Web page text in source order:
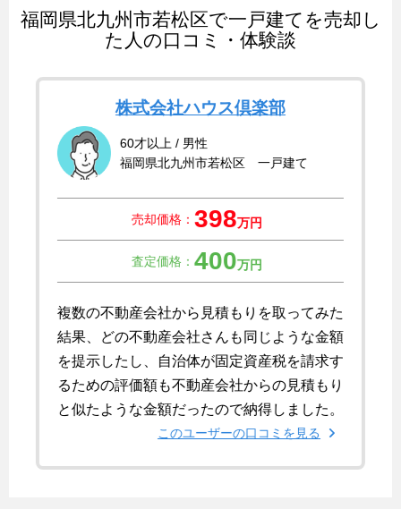
福岡県北九州市若松区で一戸建てを売却し
た人の口コミ・体験談
株式会社ハウス倶楽部
60才以上 / 男性
福岡県北九州市若松区 一戸建て
売却価格： 398万円
査定価格： 400万円
複数の不動産会社から見積もりを取ってみた
結果、どの不動産会社さんも同じような金額
を提示したし、自治体が固定資産税を請求す
るための評価額も不動産会社からの見積もり
と似たような金額だったので納得しました。
このユーザーの口コミを見る